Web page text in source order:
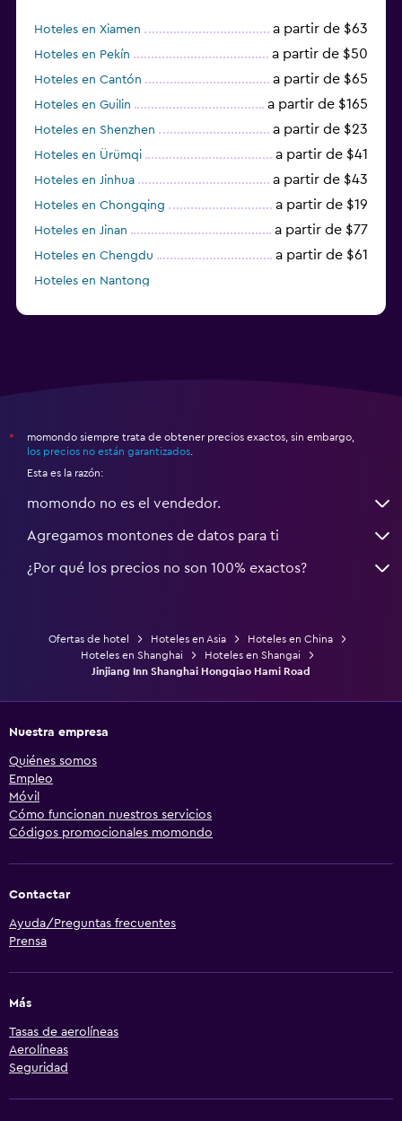
Hoteles en Xiamen a partir de $63
Hoteles en Pekín a partir de $50
Hoteles en Cantón a partir de $65
Hoteles en Guilin a partir de $165
Hoteles en Shenzhen a partir de $23
Hoteles en Ürümqi a partir de $41
Hoteles en Jinhua a partir de $43
Hoteles en Chongqing a partir de $19
Hoteles en Jinan a partir de $77
Hoteles en Chengdu a partir de $61
Hoteles en Nantong
*
momondo siempre trata de obtener precios exactos, sin embargo,
los precios no están garantizados
Esta es la razón:
momondo no es el vendedor.
Agregamos montones de datos para ti
¿Por qué los precios no son 100% exactos?
Ofertas de hotel Hoteles en Asia
Hoteles en China
Hoteles en Shanghai
Hoteles en Shangai
Jinjiang Inn Shanghai Hongqiao Hami Road
Nuestra empresa
Quiénes somos
Empleo
Móvil
Cómo funcionan nuestros servicios
Códigos promocionales momondo
Contactar
Ayuda/Preguntas frecuentes
Prensa
Más
Tasas de aerolíneas
Aerolíneas
Seguridad